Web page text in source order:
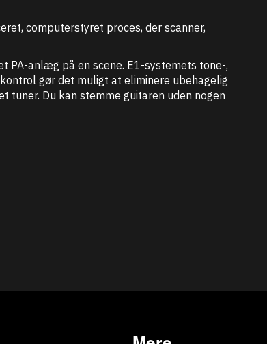
computerstyret proces, der scanner,
anlæg på en scene. E1-systemets tone-,
gør det muligt at eliminere ubehagelig
Du kan stemme guitaren uden nogen